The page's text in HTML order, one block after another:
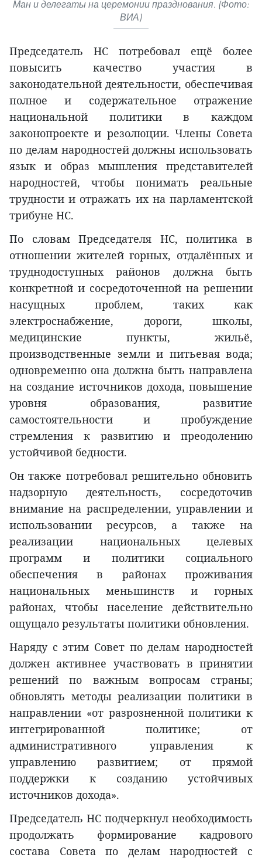
Ман и делегаты на церемонии празднования. (Фото:
ВИА)
Председатель НС потребовал ещё более
повысить качество участия в
законодательной деятельности, обеспечивая
полное и содержательное отражение
национальной политики в каждом
законопроекте и резолюции. Члены Совета
по делам народностей должны использовать
язык и образ мышления представителей
народностей, чтобы понимать реальные
трудности и отражать их на парламентской
трибуне НС.
По словам Председателя НС, политика в
отношении жителей горных, отдалённых и
труднодоступных районов должна быть
конкретной и сосредоточенной на решении
насущных проблем, таких как
электроснабжение, дороги, школы,
медицинские пункты, жильё,
производственные земли и питьевая вода;
одновременно она должна быть направлена
на создание источников дохода, повышение
уровня образования, развитие
самостоятельности и пробуждение
стремления к развитию и преодолению
устойчивой бедности.
Он также потребовал решительно обновить
надзорную деятельность, сосредоточив
внимание на распределении, управлении и
использовании ресурсов, а также на
реализации национальных целевых
программ и политики социального
обеспечения в районах проживания
национальных меньшинств и горных
районах, чтобы население действительно
ощущало результаты политики обновления.
Наряду с этим Совет по делам народностей
должен активнее участвовать в принятии
решений по важным вопросам страны;
обновлять методы реализации политики в
направлении «от разрозненной политики к
интегрированной политике; от
административного управления к
управлению развитием; от прямой
поддержки к созданию устойчивых
источников дохода».
Председатель НС подчеркнул необходимость
продолжать формирование кадрового
состава Совета по делам народностей с